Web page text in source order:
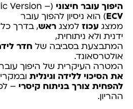
היפוך עובר חיצוני (External Cephalic Version –
ECV) הוא ניסיון להפוך עובר
ממצג עכוז למצג ראש, בדרך
ידנית ולא ניתוחית,
המתבצעת בסביבה של חדר
אולטרסאונד.
המטרה העיקרית של היפוך עובר
את הסיכוי ללידה וגינלית
להפחית צורך בניתוח קיסרי –
ההריון.